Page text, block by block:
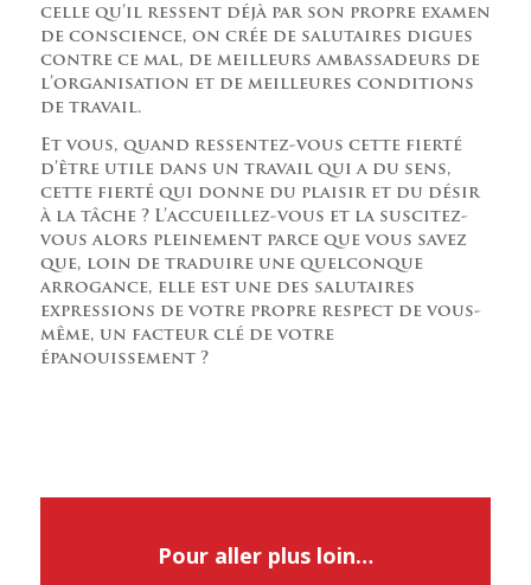
celle qu’il ressent déjà par son propre examen
de conscience, on crée de salutaires digues
contre ce mal, de meilleurs ambassadeurs de
l’organisation et de meilleures conditions
de travail.
Et vous, quand ressentez-vous cette fierté
d’être utile dans un travail qui a du sens,
cette fierté qui donne du plaisir et du désir
à la tâche ? L’accueillez-vous et la suscitez-
vous alors pleinement parce que vous savez
que, loin de traduire une quelconque
arrogance, elle est une des salutaires
expressions de votre propre respect de vous-
même, un facteur clé de votre
épanouissement ?
Pour aller plus loin…